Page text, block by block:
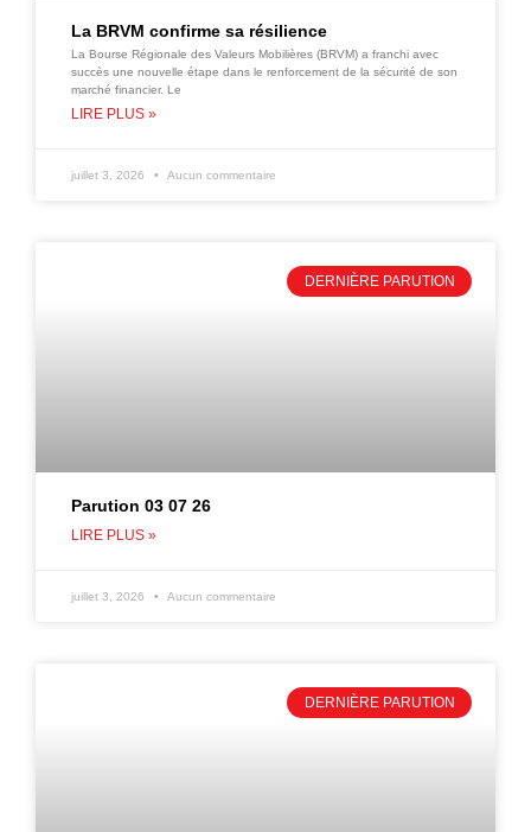
La BRVM confirme sa résilience
La Bourse Régionale des Valeurs Mobilières (BRVM) a franchi avec
succès une nouvelle étape dans le renforcement de la sécurité de son
marché financier. Le
LIRE PLUS »
juillet 3, 2026 Aucun commentaire
DERNIÈRE PARUTION
Parution 03 07 26
LIRE PLUS »
juillet 3, 2026 Aucun commentaire
DERNIÈRE PARUTION